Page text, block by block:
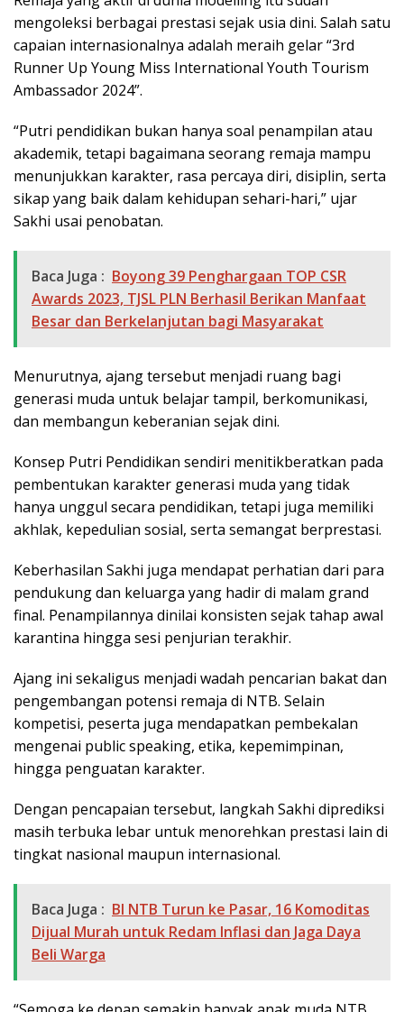
mengoleksi berbagai prestasi sejak usia dini. Salah satu
capaian internasionalnya adalah meraih gelar “3rd
Runner Up Young Miss International Youth Tourism
Ambassador 2024”.
“Putri pendidikan bukan hanya soal penampilan atau
akademik, tetapi bagaimana seorang remaja mampu
menunjukkan karakter, rasa percaya diri, disiplin, serta
sikap yang baik dalam kehidupan sehari-hari,” ujar
Sakhi usai penobatan.
Baca Juga : Boyong 39 Penghargaan TOP CSR
Awards 2023, TJSL PLN Berhasil Berikan Manfaat
Besar dan Berkelanjutan bagi Masyarakat
Menurutnya, ajang tersebut menjadi ruang bagi
generasi muda untuk belajar tampil, berkomunikasi,
dan membangun keberanian sejak dini.
Konsep Putri Pendidikan sendiri menitikberatkan pada
pembentukan karakter generasi muda yang tidak
hanya unggul secara pendidikan, tetapi juga memiliki
akhlak, kepedulian sosial, serta semangat berprestasi.
Keberhasilan Sakhi juga mendapat perhatian dari para
pendukung dan keluarga yang hadir di malam grand
final. Penampilannya dinilai konsisten sejak tahap awal
karantina hingga sesi penjurian terakhir.
Ajang ini sekaligus menjadi wadah pencarian bakat dan
pengembangan potensi remaja di NTB. Selain
kompetisi, peserta juga mendapatkan pembekalan
mengenai public speaking, etika, kepemimpinan,
hingga penguatan karakter.
Dengan pencapaian tersebut, langkah Sakhi diprediksi
masih terbuka lebar untuk menorehkan prestasi lain di
tingkat nasional maupun internasional.
Baca Juga : BI NTB Turun ke Pasar, 16 Komoditas
Dijual Murah untuk Redam Inflasi dan Jaga Daya
Beli Warga